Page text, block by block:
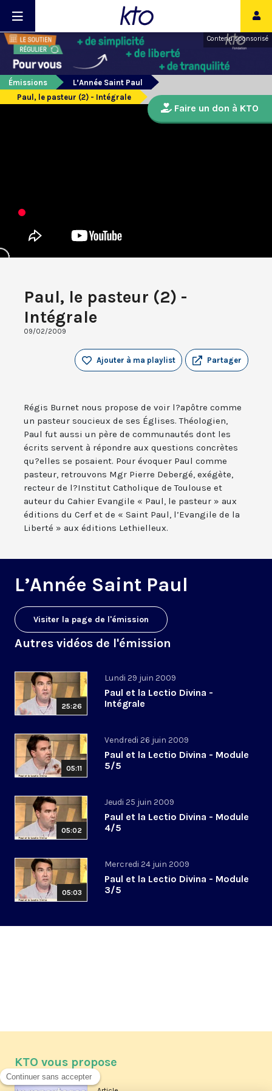
Contenu sponsorisé
Émissions
L’Année Saint Paul
Paul, le pasteur (2) - Intégrale
Paul, le pasteur (2) -
Intégrale
09/02/2009
Partager
Ajouter à ma playlist
Régis Burnet nous propose de voir l?apôtre comme
un pasteur soucieux de ses Églises. Théologien,
Paul fut aussi un père de communautés dont les
écrits servent à répondre aux questions concrètes
qu?elles se posaient. Pour évoquer Paul comme
pasteur, retrouvons Mgr Pierre Debergé, exégète,
recteur de l?Institut Catholique de Toulouse et
auteur du Cahier Evangile « Paul, le pasteur » aux
éditions du Cerf et de « Saint Paul, l’Evangile de la
Liberté » aux éditions Lethielleux.
L’Année Saint Paul
Visiter la page de l'émission
Autres vidéos de l'émission
25:26
Lundi 29 juin 2009
Paul et la Lectio Divina -
Intégrale
05:11
Vendredi 26 juin 2009
Paul et la Lectio Divina - Module
5/5
05:02
Jeudi 25 juin 2009
Paul et la Lectio Divina - Module
4/5
05:03
Mercredi 24 juin 2009
Paul et la Lectio Divina - Module
3/5
Faire un don à KTO
KTO vous propose